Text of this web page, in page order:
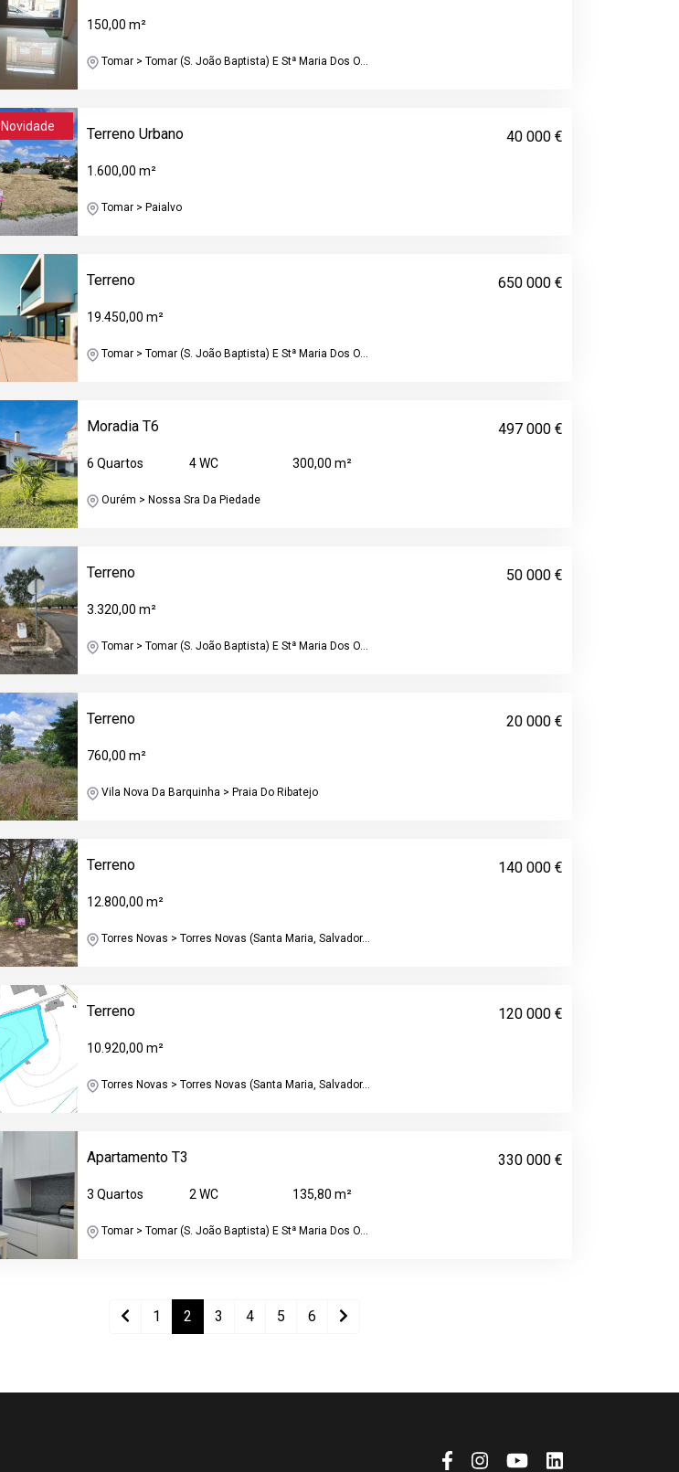
150,00 m²
Tomar > Tomar (S. João Baptista) E Stª Maria Dos O...
Novidade Terreno Urbano 40 000 €
1.600,00 m²
Tomar > Paialvo
Terreno 650 000 €
19.450,00 m²
Tomar > Tomar (S. João Baptista) E Stª Maria Dos O...
Moradia T6 497 000 €
6 Quartos 4 WC 300,00 m²
Ourém > Nossa Sra Da Piedade
Terreno 50 000 €
3.320,00 m²
Tomar > Tomar (S. João Baptista) E Stª Maria Dos O...
Terreno 20 000 €
760,00 m²
Vila Nova Da Barquinha > Praia Do Ribatejo
Terreno 140 000 €
12.800,00 m²
Torres Novas > Torres Novas (Santa Maria, Salvador...
Terreno 120 000 €
10.920,00 m²
Torres Novas > Torres Novas (Santa Maria, Salvador...
Apartamento T3 330 000 €
3 Quartos 2 WC 135,80 m²
Tomar > Tomar (S. João Baptista) E Stª Maria Dos O...
1 2 3 4 5 6